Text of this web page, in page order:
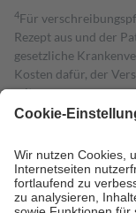
4Für
Rezept aus und der
gesetzliche
Kosten dafür, der
mit.
Grundsätzlich leisten
höchstens zehn Euro.
Kosten der Leistung
Diese Regeln gelten
Bei Heilmitteln und